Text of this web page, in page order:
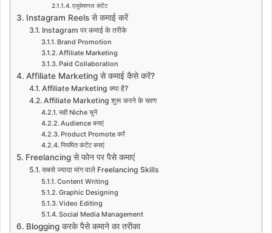
एजुकेशनल कंटेंट
Instagram Reels से कमाई करें
Instagram पर कमाई के तरीके
Brand Promotion
Affiliate Marketing
Paid Collaboration
Affiliate Marketing से कमाई कैसे करें?
Affiliate Marketing क्या है?
Affiliate Marketing शुरू करने के चरण
सही Niche चुनें
Audience बनाएं
Product Promote करें
नियमित कंटेंट बनाएं
Freelancing से फोन पर पैसे कमाएं
सबसे ज्यादा मांग वाले Freelancing Skills
Content Writing
Graphic Designing
Video Editing
Social Media Management
Blogging करके पैसे कमाने का तरीका